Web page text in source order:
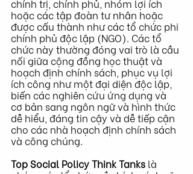
chính trị, chính phủ, nhóm lợi ích
hoặc các tập đoàn tư nhân hoặc
được cấu thành như các tổ chức phi
chính phủ độc lập (NGO). Các tổ
chức này thường đóng vai trò là cầu
nối giữa cộng đồng học thuật và
hoạch định chính sách, phục vụ lợi
ích công như một đại diện độc lập,
biến các nghiên cứu ứng dụng và
cơ bản sang ngôn ngữ và hình thức
dễ hiểu, đáng tin cậy và dễ tiếp cận
cho các nhà hoạch định chính sách
và công chúng.
Top Social Policy Think Tanks là